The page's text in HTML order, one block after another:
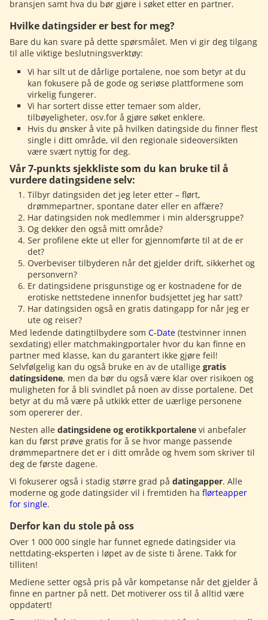
bransjen samt hva du bør gjøre i søket etter en partner.
Hvilke datingsider er best for meg?
Bare du kan svare på dette spørsmålet. Men vi gir deg tilgang
til alle viktige beslutningsverktøy:
Vi har silt ut de dårlige portalene, noe som betyr at du
kan fokusere på de gode og seriøse plattformene som
virkelig fungerer.
Vi har sortert disse etter temaer som alder,
tilbøyeligheter, osv.for å gjøre søket enklere.
Hvis du ønsker å vite på hvilken datingside du finner flest
single i ditt område, vil den regionale sideoversikten
være svært nyttig for deg.
Vår 7-punkts sjekkliste som du kan bruke til å
vurdere datingsidene selv:
Tilbyr datingsiden det jeg leter etter – flørt,
drømmepartner, spontane dater eller en affære?
Har datingsiden nok medlemmer i min aldersgruppe?
Og dekker den også mitt område?
Ser profilene ekte ut eller for gjennomførte til at de er
det?
Overbeviser tilbyderen når det gjelder drift, sikkerhet og
personvern?
Er datingsidene prisgunstige og er kostnadene for de
erotiske nettstedene innenfor budsjettet jeg har satt?
Har datingsiden også en gratis datingapp for når jeg er
ute og reiser?
Med ledende datingtilbydere som C-Date (testvinner innen
sexdating) eller matchmakingportaler hvor du kan finne en
partner med klasse, kan du garantert ikke gjøre feil!
Selvfølgelig kan du også bruke en av de utallige gratis
datingsidene, men da bør du også være klar over risikoen og
muligheten for å bli svindlet på noen av disse portalene. Det
betyr at du må være på utkikk etter de uærlige personene
som opererer der.
Nesten alle datingsidene og erotikkportalene vi anbefaler
kan du først prøve gratis for å se hvor mange passende
drømmepartnere det er i ditt område og hvem som skriver til
deg de første dagene.
Vi fokuserer også i stadig større grad på datingapper. Alle
moderne og gode datingsider vil i fremtiden ha flørteapper
for single.
Derfor kan du stole på oss
Over 1 000 000 single har funnet egnede datingsider via
nettdating-eksperten i løpet av de siste ti årene. Takk for
tilliten!
Mediene setter også pris på vår kompetanse når det gjelder å
finne en partner på nett. Det motiverer oss til å alltid være
oppdatert!